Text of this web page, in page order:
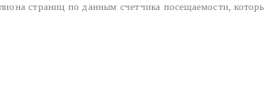
страниц по данным счетчика посещаемости,